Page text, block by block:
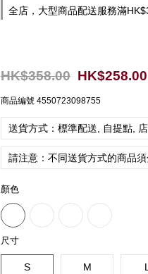
全店，大型商品配送服務滿
HK$258.00
HK$358.00
商品編號 4550723098755
送貨方式：標準配送, 自提點,
請注意：不同送貨方式的商品
顏色
尺寸
S M L